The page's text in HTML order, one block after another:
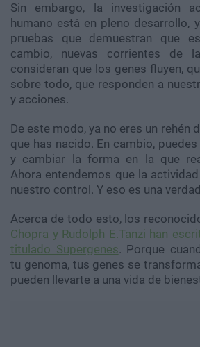
Sin embargo, la investigación
humano está en pleno desarrollo,
pruebas que demuestran que
cambio, nuevas corrientes de
consideran que los genes fluyen,
sobre todo, que responden a
y acciones.
De este modo, ya no eres un rehén
que has nacido. En cambio,
y cambiar la forma en la que
Ahora entendemos que la
nuestro control. Y eso es una
Acerca de todo esto, los
Chopra y Rudolph E.Tanzi han
titulado Supergenes. Porque
tu genoma, tus genes se
pueden llevarte a una vida de